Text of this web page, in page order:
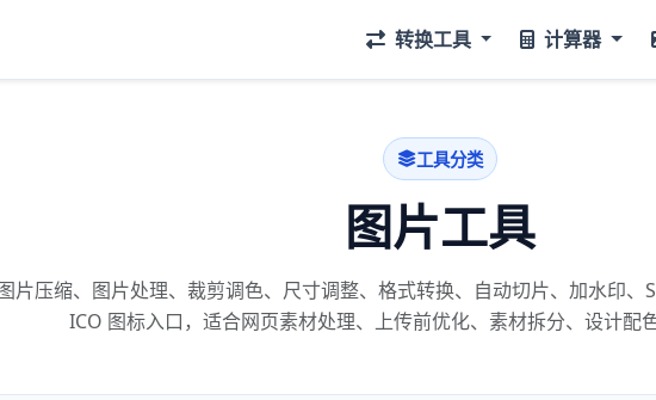
转换工具 计算器
工具分类
图片工具
片压缩、图片处理、裁剪调色、尺寸调整、格式转换、自动切片、加水印、
ICO 图标入口，适合网页素材处理、上传前优化、素材拆分、设计配